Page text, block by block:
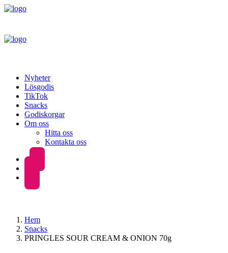
Nyheter
Lösgodis
TikTok
Snacks
Godiskorgar
Om oss
Hitta oss
Kontakta oss
Hem
Snacks
PRINGLES SOUR CREAM & ONION 70g